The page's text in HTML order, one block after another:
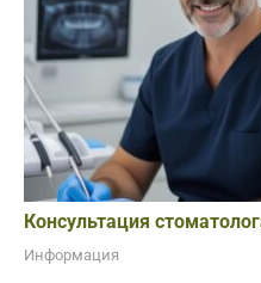
Консультация
Информация